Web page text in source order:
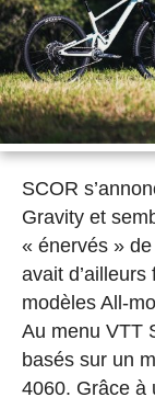
SCOR
Gravity et
« énervés »
avait
modèles All-
Au menu VTT
basés sur un
4060. Grâce à